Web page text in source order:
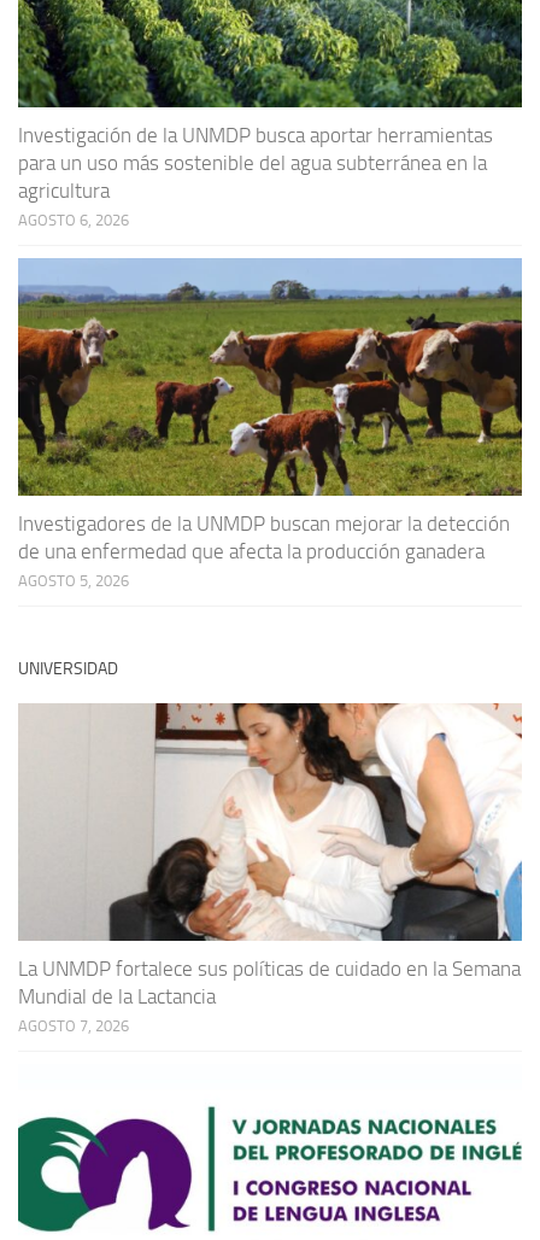
Investigación de la UNMDP busca aportar herramientas
para un uso más sostenible del agua subterránea en la
agricultura
AGOSTO 6, 2026
Investigadores de la UNMDP buscan mejorar la detección
de una enfermedad que afecta la producción ganadera
AGOSTO 5, 2026
UNIVERSIDAD
La UNMDP fortalece sus políticas de cuidado en la Semana
Mundial de la Lactancia
AGOSTO 7, 2026